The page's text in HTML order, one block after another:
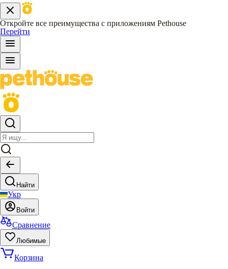
Откройте все преимущества с приложениям Pethouse
Перейти
Найти
Укр
Войти
Сравнение
Любимые
Корзина